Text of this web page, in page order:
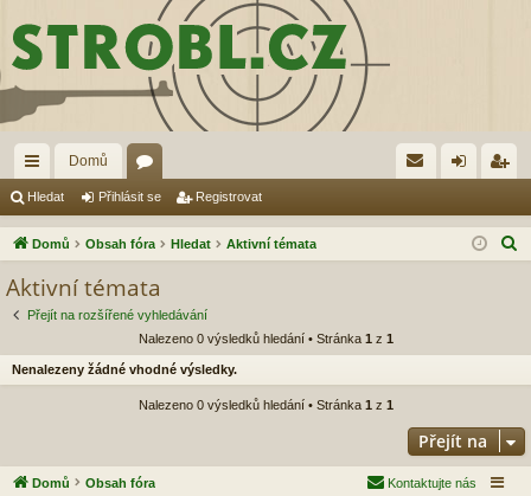
yc
hl
zy
Domů
ór
a lá ist
Hledat Přihlásit se Registrovat
Domů Obsah fóra Hledat Aktivní témata
Aktivní témata
Přejít na rozšířené vyhledávání
Nalezeno 0 výsledků hledání • Stránka 1 z 1
Nenalezeny žádné vhodné výsledky.
Nalezeno 0 výsledků hledání • Stránka 1 z 1
Přejít na
Domů Obsah fóra Kontaktujte nás